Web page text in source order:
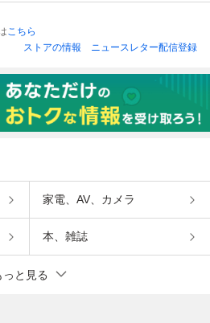
こちら
ストアの情報
ニュースレター配信登録
家電、AV、カメラ
本、雑誌
っと見る